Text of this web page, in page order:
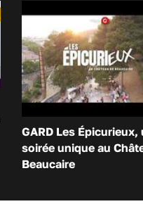
GARD Les Épicurieux,
soirée unique au
Beaucaire